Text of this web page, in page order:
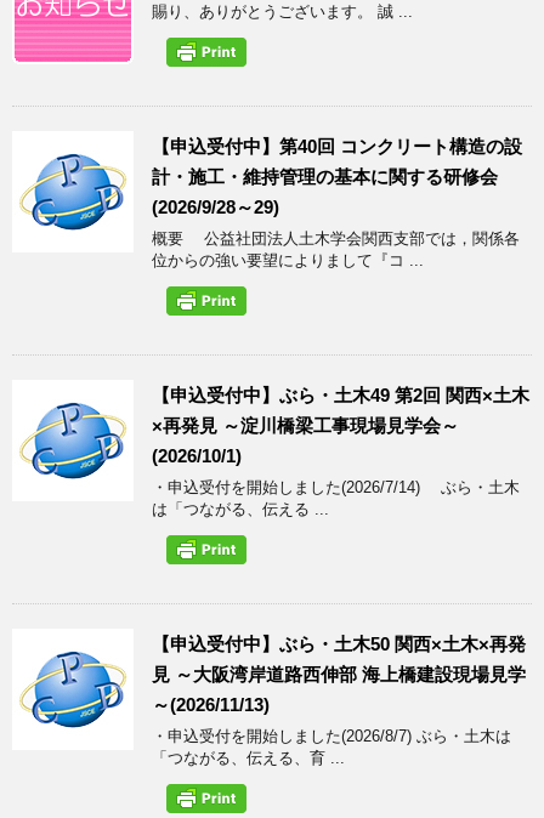
賜り、ありがとうございます。 誠 ...
【申込受付中】第40回 コンクリート構造の設
計・施工・維持管理の基本に関する研修会
(2026/9/28～29)
概要 公益社団法人土木学会関西支部では，関係各
位からの強い要望によりまして『コ ...
【申込受付中】ぶら・土木49 第2回 関西×土木
×再発見 ～淀川橋梁工事現場見学会～
(2026/10/1)
・申込受付を開始しました(2026/7/14) ぶら・土木
は「つながる、伝える ...
【申込受付中】ぶら・土木50 関西×土木×再発
見 ～大阪湾岸道路西伸部 海上橋建設現場見学
～(2026/11/13)
・申込受付を開始しました(2026/8/7) ぶら・土木は
「つながる、伝える、育 ...